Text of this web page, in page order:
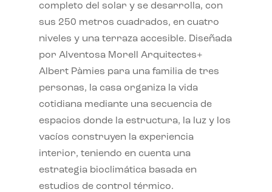
completo del solar y se desarrolla, con
sus 250 metros cuadrados, en cuatro
niveles y una terraza accesible. Diseñada
por Alventosa Morell Arquitectes+
Albert Pàmies para una familia de tres
personas, la casa organiza la vida
cotidiana mediante una secuencia de
espacios donde la estructura, la luz y los
vacíos construyen la experiencia
interior, teniendo en cuenta una
estrategia bioclimática basada en
estudios de control térmico.